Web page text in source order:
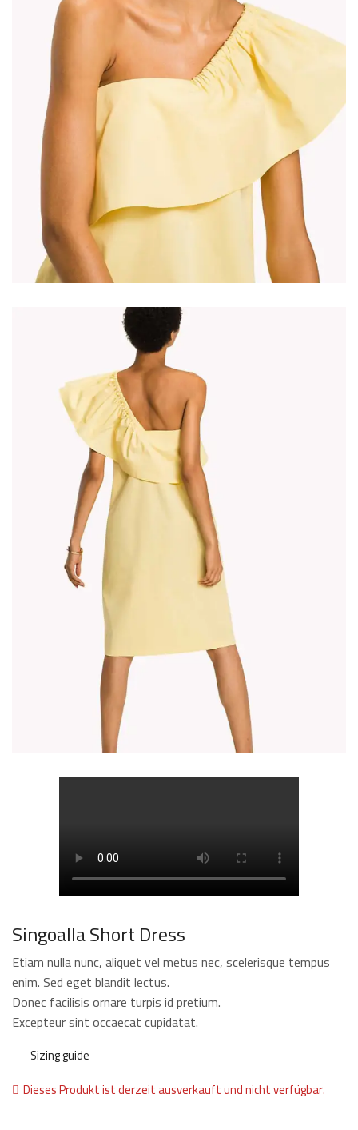
Singoalla Short Dress
Etiam nulla nunc, aliquet vel metus nec, scelerisque tempus
enim. Sed eget blandit lectus.
Donec facilisis ornare turpis id pretium.
Excepteur sint occaecat cupidatat.
Sizing guide
Dieses Produkt ist derzeit ausverkauft und nicht verfügbar.